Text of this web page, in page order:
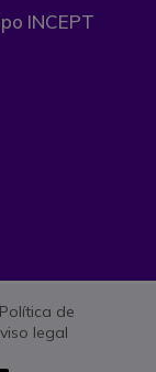
INCEPT
Política de
legal